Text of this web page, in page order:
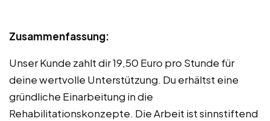
Zusammenfassung:
Unser Kunde zahlt dir 19,50 Euro pro Stunde für
deine wertvolle Unterstützung. Du erhältst eine
gründliche Einarbeitung in die
Rehabilitationskonzepte. Die Arbeit ist sinnstiftend